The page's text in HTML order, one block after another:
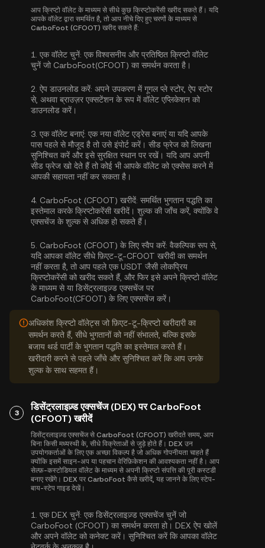
आप क्रिप्टो वॉलेट के माध्यम से सीधे कुछ क्रिप्टोकरेंसी खरीद सकते हैं। यदि
आपके वॉलेट द्वारा समर्थित है, तो आप नीचे दिए हुए चरणों के माध्यम से
CarboFoot (CFOOT) खरीद सकते हैं:
1. एक वॉलेट चुनें: एक विश्वसनीय और प्रतिष्ठित क्रिप्टो वॉलेट
चुनें जो CarboFoot(CFOOT) का समर्थन करता है।
2. ऐप डाउनलोड करें: अपने उपकरण में गूगल प्ले स्टोर, ऐप स्टोर
से, अथवा ब्राउज़र एक्सटेंशन के रूप में वॉलेट एप्लिकेशन को
डाउनलोड करें।
3. एक वॉलेट बनाएं: एक नया वॉलेट एड्रेस बनाएं या यदि आपके
पास पहले से मौजूद है तो उसे इंपोर्ट करें। सीड फ्रेज को लिखना
सुनिश्चित करें और इसे सुरक्षित स्थान पर रखें। यदि आप अपनी
सीड फ्रेज खो देते हैं तो कोई भी आपके वॉलेट को एक्सेस करने में
आपकी सहायता नहीं कर सकता है।
4. CarboFoot (CFOOT) खरीदें: समर्थित भुगतान पद्धति का
इस्तेमाल करके क्रिप्टोकरेंसी खरीदें। शुल्क की जाँच करें, क्योंकि वे
एक्सचेंज के शुल्क से अधिक हो सकते हैं।
5. CarboFoot (CFOOT) के लिए स्वैप करें: वैकल्पिक रूप से,
यदि आपका वॉलेट सीधे फ़िएट-टू-CFOOT खरीदी का समर्थन
नहीं करता है, तो आप पहले एक USDT जैसी लोकप्रिय
क्रिप्टोकरेंसी को खरीद सकते हैं, और फिर इसे अपने क्रिप्टो वॉलेट
के माध्यम से या डिसेंट्रलाइज़्ड एक्सचेंज पर
CarboFoot(CFOOT) के लिए एक्सचेंज करें।
अधिकांश क्रिप्टो वॉलेट्स जो फ़िएट-टू-क्रिप्टो खरीदारी का
समर्थन करते हैं, सीधे भुगतानों को नहीं संभालते, बल्कि इसके
बजाय थर्ड पार्टी के भुगतान पद्धति का इस्तेमाल करते हैं।
खरीदारी करने से पहले जाँचे और सुनिश्चित करें कि आप उनके
शुल्क के साथ सहमत हैं।
3
डिसेंट्रलाइज़्ड एक्सचेंज (DEX) पर CarboFoot
(CFOOT) खरीदें
डिसेंट्रलाइज़्ड एक्सचेंज से CarboFoot (CFOOT) खरीदते समय, आप
बिना किसी मध्यस्थी के, सीधे विक्रेताओं से जुड़े होते हैं। DEX उन
उपयोगकर्ताओं के लिए एक अच्छा विकल्प है जो अधिक गोपनीयता चाहते हैं
क्योंकि इसमें साइन-अप या पहचान वेरिफ़िकेशन की आवश्यकता नहीं है। आप
सेल्फ़-कस्टोडियल वॉलेट के माध्यम से अपनी क्रिप्टो संपत्ति की पूरी कस्टडी
बनाए रखेंगे। DEX पर CarboFoot कैसे खरीदें, यह जानने के लिए स्टेप-
बाय-स्टेप गाइड देखें।
1. एक DEX चुनें: एक डिसेंट्रलाइज़्ड एक्सचेंज चुनें जो
CarboFoot (CFOOT) का समर्थन करता हो। DEX ऐप खोलें
और अपने वॉलेट को कनेक्ट करें। सुनिश्चित करें कि आपका वॉलेट